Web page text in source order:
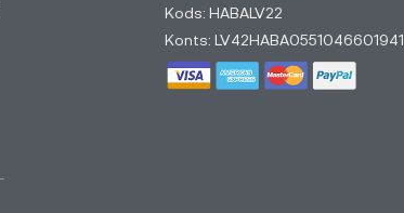
Kods: HABALV22
Konts: LV42HABA0551046601941